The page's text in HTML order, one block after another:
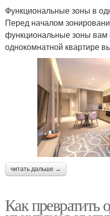
Функциональные зоны в
Перед началом
функциональные зоны
однокомнатной квартире
читать дальше →
Как превратить